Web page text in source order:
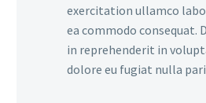
exercitation ullamco
ea commodo consequat.
in reprehenderit in
dolore eu fugiat nulla